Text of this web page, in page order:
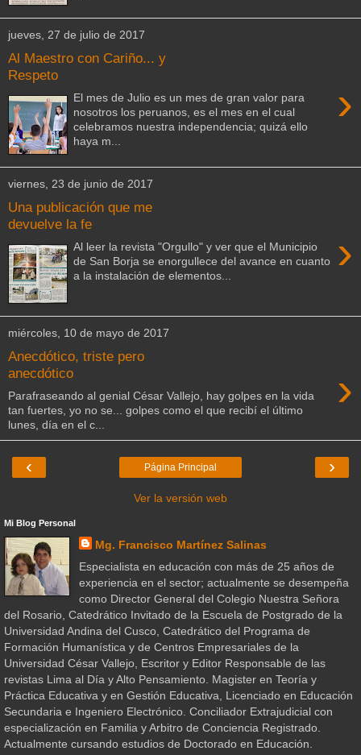
jueves, 27 de julio de 2017
Al Maestro con Cariño... y
Respeto
›
El mes de Julio es un mes de gran valor para
nosotros los peruanos, es el mes en el cual
celebramos nuestra independencia; quizá ello
haya m...
viernes, 23 de junio de 2017
Una publicación que me
devuelve la fe
›
Al leer la revista "Orgullo" y ver que el Municipio
de San Borja se enorgullece del avance en cuanto
a la instalación de elementos...
miércoles, 10 de mayo de 2017
Anecdótico, triste pero
anecdótico
›
Parafraseando al genial César Vallejo, hay golpes en la vida
tan fuertes, yo no se... golpes como el que recibí el último
lunes, día en el c...
‹ ›
Página Principal
Ver la versión web
Mi Blog Personal
Mg. Francisco Martínez Salinas
Especialista en educación con más de 25 años de
experiencia en el sector; actualmente se desempeña
como Director General del Colegio Nuestra Señora
del Rosario, Catedrático Invitado de la Escuela de Postgrado de la
Universidad Andina del Cusco, Catedrático del Programa de
Formación Humanística y de Centros Empresariales de la
Universidad César Vallejo, Escritor y Editor Responsable de las
revistas Lima al Día y Alto Pensamiento. Magister en Teoría y
Práctica Educativa y en Gestión Educativa, Licenciado en Educación
Secundaria e Ingeniero Electrónico. Conciliador Extrajudicial con
especialización en Familia y Arbitro de Conciencia Registrado.
Actualmente cursando estudios de Doctorado en Educación.